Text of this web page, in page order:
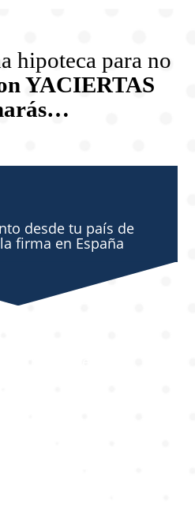
hipoteca para no
YACIERTAS
desde tu país de
firma en España